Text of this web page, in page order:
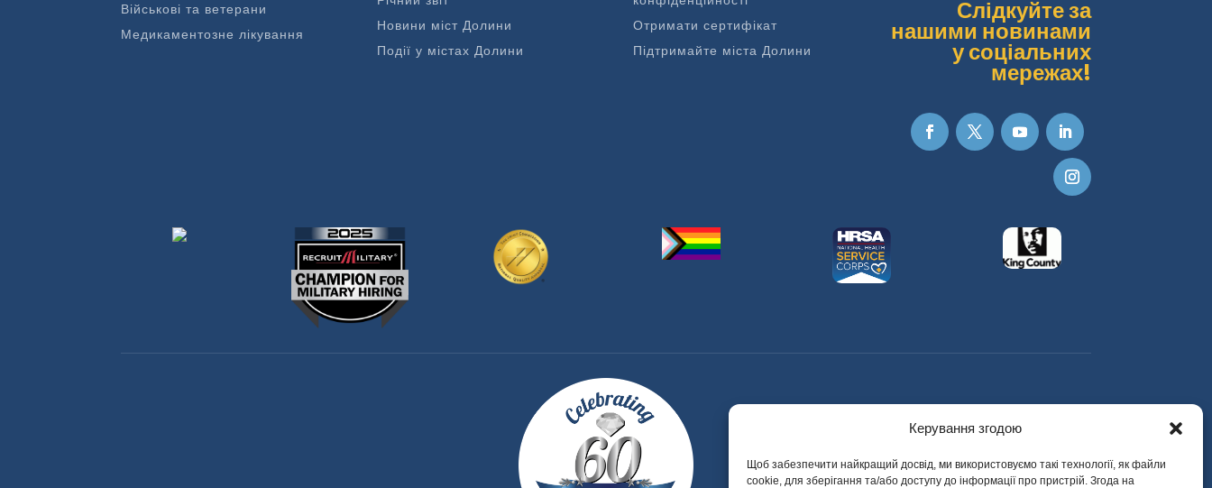
Керування згодою
Щоб забезпечити найкращий досвід, ми використовуємо такі технології, як файли
cookie, для зберігання та/або доступу до інформації про пристрій. Згода на
Військові та ветерани
Медикаментозне лікування
Новини міст Долини
Події у містах Долини
Отримати сертифікат
Підтримайте міста Долини
Слідкуйте за
нашими новинами
у соціальних
мережах!